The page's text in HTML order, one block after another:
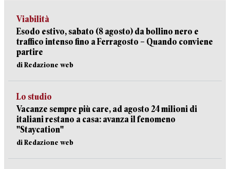
Viabilità
Esodo estivo, sabato (8 agosto) da bollino nero e
traffico intenso fino a Ferragosto – Quando conviene
partire
di Redazione web
Lo studio
Vacanze sempre più care, ad agosto 24 milioni di
italiani restano a casa: avanza il fenomeno
"Staycation"
di Redazione web